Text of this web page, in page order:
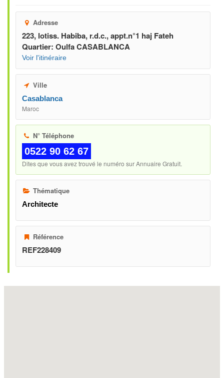
Adresse
223, lotiss. Habiba, r.d.c., appt.n°1 haj Fateh
Quartier: Oulfa CASABLANCA
Voir l'itinéraire
Ville
Casablanca
Maroc
N° Téléphone
0522 90 62 67
Dites que vous avez trouvé le numéro sur Annuaire Gratuit.
Thématique
Architecte
Référence
REF228409